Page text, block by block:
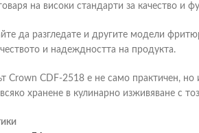
на високи стандарти за качество и
да разгледате и другите модели
и надеждността на продукта.
Crown CDF-2518 е не само практичен, но
всяко хранене в кулинарно изживяване с